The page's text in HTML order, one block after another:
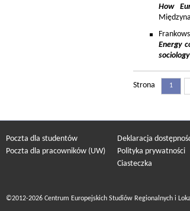
How
Energy
sociology
Strona 1
Poczta dla studentów
Poczta dla pracowników (UW)
Deklaracja
Polityka prywatności
Ciasteczka
©2012-2026 Centrum Europejskich Studiów Regionalnych i